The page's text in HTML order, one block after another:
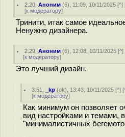
2.20 ,Аноним (6), 11:09, 10/11/2025 [^]
[к модератору]
Тринити, итак самое
Ненужно дизайнера.
2.29 ,Аноним (6), 12:08, 10/11/2025 [^]
[к модератору]
Это лучший дизайн.
3.51 _kp (ok), 13:43, 10/11/2025 [^] [
[к модератору]
Как минимум он позволяет
вид настройками и темами,
"минималистичных